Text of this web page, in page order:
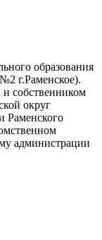
образования
г.Раменское).
собственником
округ
Раменского
администрации